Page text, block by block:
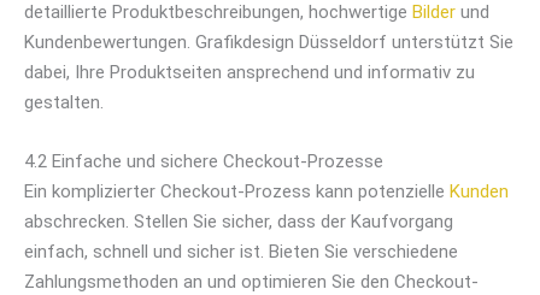
detaillierte Produktbeschreibungen, hochwertige Bilder und
Kundenbewertungen. Grafikdesign Düsseldorf unterstützt Sie
dabei, Ihre Produktseiten ansprechend und informativ zu
gestalten.
4.2 Einfache und sichere Checkout-Prozesse
Ein komplizierter Checkout-Prozess kann potenzielle Kunden
abschrecken. Stellen Sie sicher, dass der Kaufvorgang
einfach, schnell und sicher ist. Bieten Sie verschiedene
Zahlungsmethoden an und optimieren Sie den Checkout-